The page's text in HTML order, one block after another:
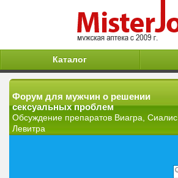
Каталог
Форум для мужчин о решении
сексуальных проблем
Обсуждение препаратов Виагра, Сиалис,
Левитра